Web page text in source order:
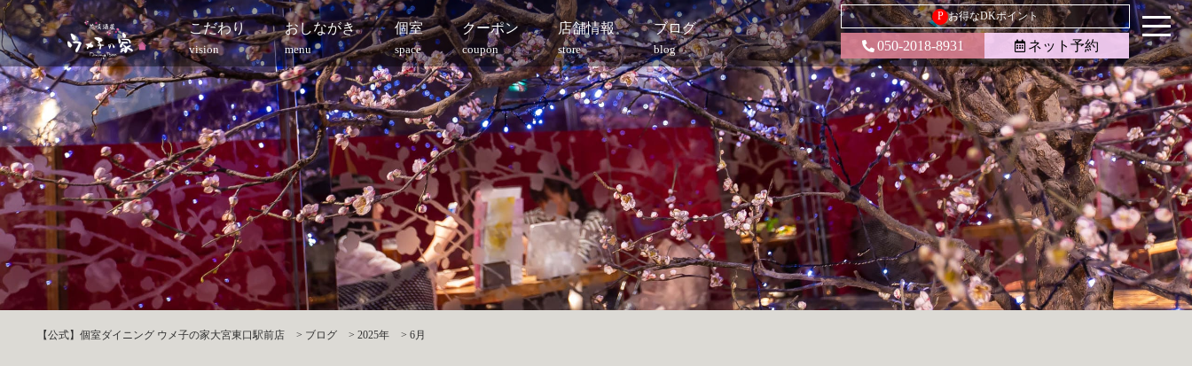
こだわり
vision
おしながき
menu
個室
space
クーポン
coupon
店舗情報
store
ブログ
blog
P お得なDKポイント
050-2018-8931 ネット予約
【公式】個室ダイニング ウメ子の家大宮東口駅前店 > ブログ > 2025年 > 6月